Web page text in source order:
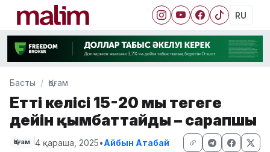
RU
Басты Қоғам
Еттің келісі 15-20 мың теңгеге
дейін қымбаттайды – сарапшы
Қоғам 4 қараша, 2025•Айбын Атабай